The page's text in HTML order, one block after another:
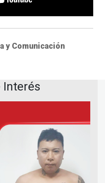
y Comunicación
Interés